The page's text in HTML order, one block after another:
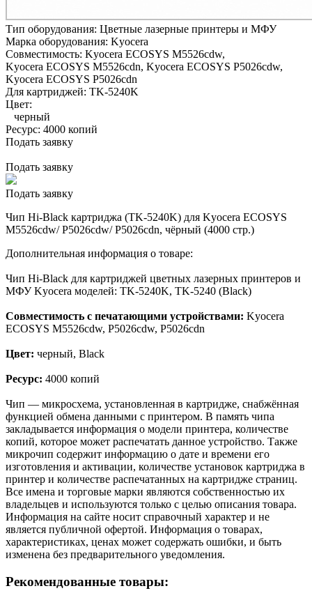
Тип оборудования: Цветные лазерные принтеры и МФУ
Марка оборудования: Kyocera
Совместимость: Kyocera ECOSYS M5526cdw,
Kyocera ECOSYS M5526cdn, Kyocera ECOSYS P5026cdw,
Kyocera ECOSYS P5026cdn
Для картриджей: TK-5240K
Цвет:
черный
Ресурс: 4000 копий
Подать заявку
Подать заявку
Подать заявку
Чип Hi-Black картриджа (TK-5240K) для Kyocera ECOSYS
M5526cdw/ P5026cdw/ P5026cdn, чёрный (4000 стр.)
Дополнительная информация о товаре:
Чип Hi-Black для картриджей цветных лазерных принтеров и
МФУ Kyocera моделей: TK-5240K, TK-5240 (Black)
Совместимость с печатающими устройствами: Kyocera
ECOSYS M5526cdw, P5026cdw, P5026cdn
Цвет: черный, Black
Ресурс: 4000 копий
Чип — микросхема, установленная в картридже, снабжённая
функцией обмена данными с принтером. В память чипа
закладывается информация о модели принтера, количестве
копий, которое может распечатать данное устройство. Также
микрочип содержит информацию о дате и времени его
изготовления и активации, количестве установок картриджа в
принтер и количестве распечатанных на картридже страниц.
Все имена и торговые марки являются собственностью их
владельцев и используются только с целью описания товара.
Информация на сайте носит справочный характер и не
является публичной офертой. Информация о товарах,
характеристиках, ценах может содержать ошибки, и быть
изменена без предварительного уведомления.
Рекомендованные товары: